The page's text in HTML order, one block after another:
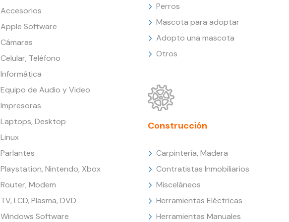
Accesorios
Apple Software
Cámaras
Celular, Teléfono
Informática
Equipo de Audio y Video
Impresoras
Laptops, Desktop
Linux
Parlantes
Playstation, Nintendo, Xbox
Router, Modem
TV, LCD, Plasma, DVD
Windows Software
Perros
Mascota para adoptar
Adopto una mascota
Otros
Construcción
Carpintería, Madera
Contratistas Inmobiliarios
Misceláneos
Herramientas Eléctricas
Herramientas Manuales